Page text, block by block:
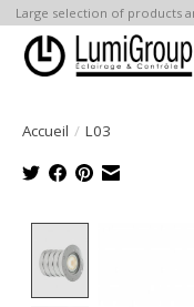
Large selection of products
Accueil / L03